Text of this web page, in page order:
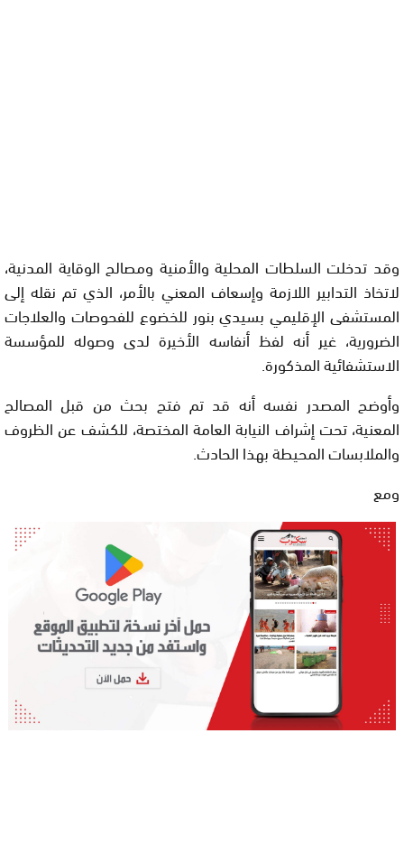
وقد تدخلت السلطات المحلية والأمنية ومصالح الوقاية المدنية،
لاتخاذ التدابير اللازمة وإسعاف المعني بالأمر، الذي تم نقله إلى
المستشفى الإقليمي بسيدي بنور للخضوع للفحوصات والعلاجات
الضرورية، غير أنه لفظ أنفاسه الأخيرة لدى وصوله للمؤسسة
الاستشفائية المذكورة.
وأوضح المصدر نفسه أنه قد تم فتح بحث من قبل المصالح
المعنية، تحت إشراف النيابة العامة المختصة، للكشف عن الظروف
والملابسات المحيطة بهذا الحادث.
ومع